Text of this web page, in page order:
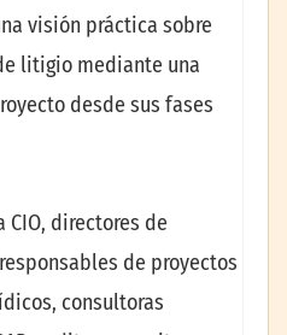
visión práctica sobre
litigio mediante una
desde sus fases
directores de
de proyectos
consultoras